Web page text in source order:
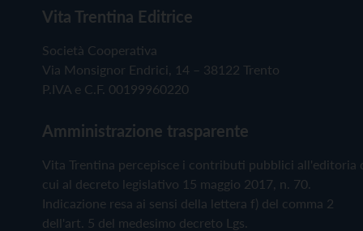
Vita Trentina Editrice
Società Cooperativa
Via Monsignor Endrici, 14 – 38122 Trento
P.IVA e C.F. 00199960220
Amministrazione trasparente
Vita Trentina percepisce i contributi pubblici all'editoria
cui al decreto legislativo 15 maggio 2017, n. 70.
Indicazione resa ai sensi della lettera f) del comma 2
dell'art. 5 del medesimo decreto Lgs.